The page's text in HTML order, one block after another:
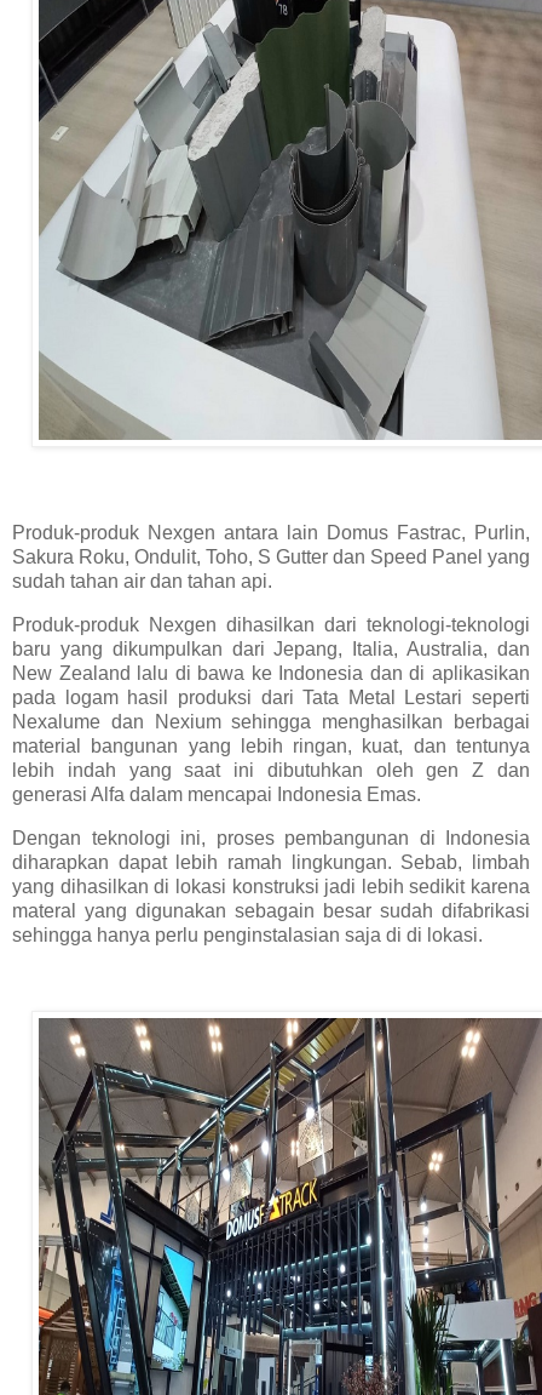
Produk-produk Nexgen antara lain Domus Fastrac, Purlin,
Sakura Roku, Ondulit, Toho, S Gutter dan Speed Panel yang
sudah tahan air dan tahan api.
Produk-produk Nexgen dihasilkan dari teknologi-teknologi
baru yang dikumpulkan dari Jepang, Italia, Australia, dan
New Zealand lalu di bawa ke Indonesia dan di aplikasikan
pada logam hasil produksi dari Tata Metal Lestari seperti
Nexalume dan Nexium sehingga menghasilkan berbagai
material bangunan yang lebih ringan, kuat, dan tentunya
lebih indah yang saat ini dibutuhkan oleh gen Z dan
generasi Alfa dalam mencapai Indonesia Emas.
Dengan teknologi ini, proses pembangunan di Indonesia
diharapkan dapat lebih ramah lingkungan. Sebab, limbah
yang dihasilkan di lokasi konstruksi jadi lebih sedikit karena
materal yang digunakan sebagain besar sudah difabrikasi
sehingga hanya perlu penginstalasian saja di di lokasi.